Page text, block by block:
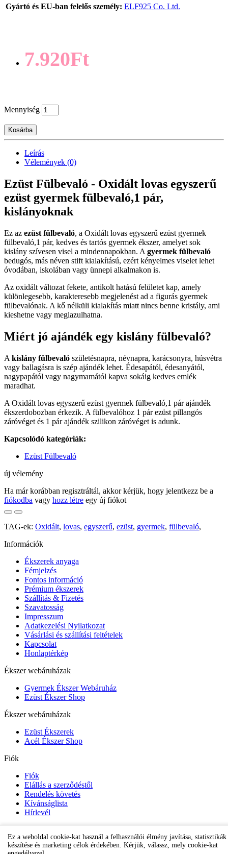
Gyártó és EU-ban felelős személy: ELF925 Co. Ltd.
7.920Ft
Mennyiség
Kosárba
Leírás
Vélemények (0)
Ezüst Fülbevaló - Oxidált lovas egyszerű
ezüst gyermek fülbevaló,1 pár,
kislányoknak
Ez az ezüst fülbevaló, a Oxidált lovas egyszerű ezüst gyermek
fülbevaló,1 pár, kedves és tartós gyermek ékszer, amelyet sok
kislány szívesen visel a mindennapokban. A gyermek fülbevaló
bedugós, más néven stift kialakítású, ezért kényelmes viselet lehet
óvodában, iskolában vagy ünnepi alkalmakon is.
Az oxidált változat fekete, antikolt hatású felületet kap, amely
különlegesebb, karakteresebb megjelenést ad a figurás gyermek
fülbevalónak. A kő nélküli kialakítás miatt nincs benne kristály, ami
kieshetne vagy meglazulhatna.
Miért jó ajándék egy kislány fülbevaló?
A kislány fülbevaló születésnapra, névnapra, karácsonyra, húsvétra
vagy ballagásra is szép ajándék lehet. Édesapától, édesanyától,
nagypapától vagy nagymamától kapva sokáig kedves emlék
maradhat.
A Oxidált lovas egyszerű ezüst gyermek fülbevaló,1 pár ajándék
ékszerdobozban érkezik. A fülbevalóhoz 1 pár ezüst pillangós
záróvéget és 1 pár ajándék szilikon záróvéget is adunk.
Kapcsolódó kategóriák:
Ezüst Fülbevaló
új vélemény
Ha már korábban regisztráltál, akkor kérjük, hogy jelentkezz be a
fiókodba vagy hozz létre egy új fiókot
TAG-ek: Oxidált, lovas, egyszerű, ezüst, gyermek, fülbevaló,
Információk
Ékszerek anyaga
Fémjelzés
Fontos információ
Prémium ékszerek
Szállítás & Fizetés
Szavatosság
Impresszum
Adatkezelési Nyilatkozat
Vásárlási és szállítási feltételek
Kapcsolat
Honlaptérkép
Ékszer webáruházak
Gyermek Ékszer Webáruház
Ezüst Ékszer Shop
Ékszer webáruházak
Ezüst Ékszerek
Acél Ékszer Shop
Fiók
Fiók
Elállás a szerződéstől
Rendelés követés
Kívánságlista
Hírlevél
Gyermek Ékszer Shop
Ez a weboldal cookie-kat használ a felhasználói élmény javítása, statisztikák
készítése és marketing célok érdekében. Kérjük, válassz, mely cookie-kat